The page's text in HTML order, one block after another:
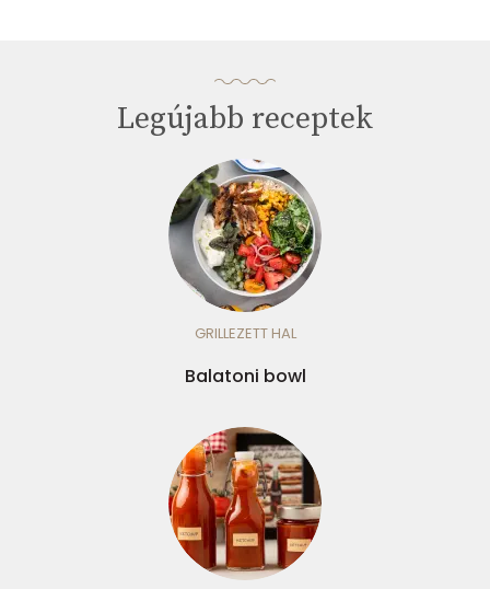
Legújabb receptek
GRILLEZETT HAL
Balatoni bowl